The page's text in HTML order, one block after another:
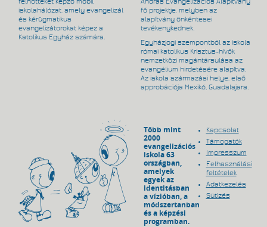
iskolahálózat, amely evangelizál
és kérügmatikus
evangelizátorokat képez a
Katolikus Egyház számára.
fő projektje, melyben az
alapítvány önkéntesei
tevékenykednek.
Egyházjogi szempontból az iskola
római katolikus Krisztus-hívők
nemzetközi magántársulása az
evangélium hirdetésére alapítva.
Az iskola származási helye, első
approbációja Mexikó, Guadalajara.
Több mint
2000
evangelizációs
iskola 63
országban,
amelyek
egyek az
identitásban
a vízióban, a
módszertanban
és a képzési
programban.
Kapcsolat
Támogatók
Impresszum
Felhasználási
feltételek
Adatkezelés
Sütizés